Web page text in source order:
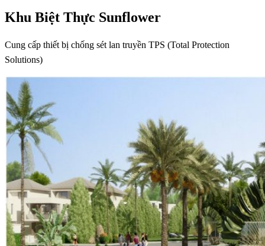
Khu Biệt Thực Sunflower
Cung cấp thiết bị chống sét lan truyền TPS (Total Protection
Solutions)